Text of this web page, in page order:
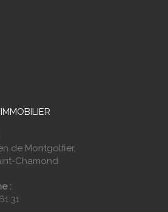
de Montgolfier,
Chamond
:
31